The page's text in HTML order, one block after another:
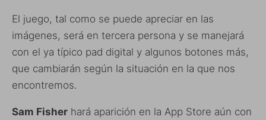
El juego, tal como se puede apreciar en las
imágenes, será en tercera persona y se manejará
con el ya típico pad digital y algunos botones más,
que cambiarán según la situación en la que nos
encontremos.
Sam Fisher hará aparición en la App Store aún con